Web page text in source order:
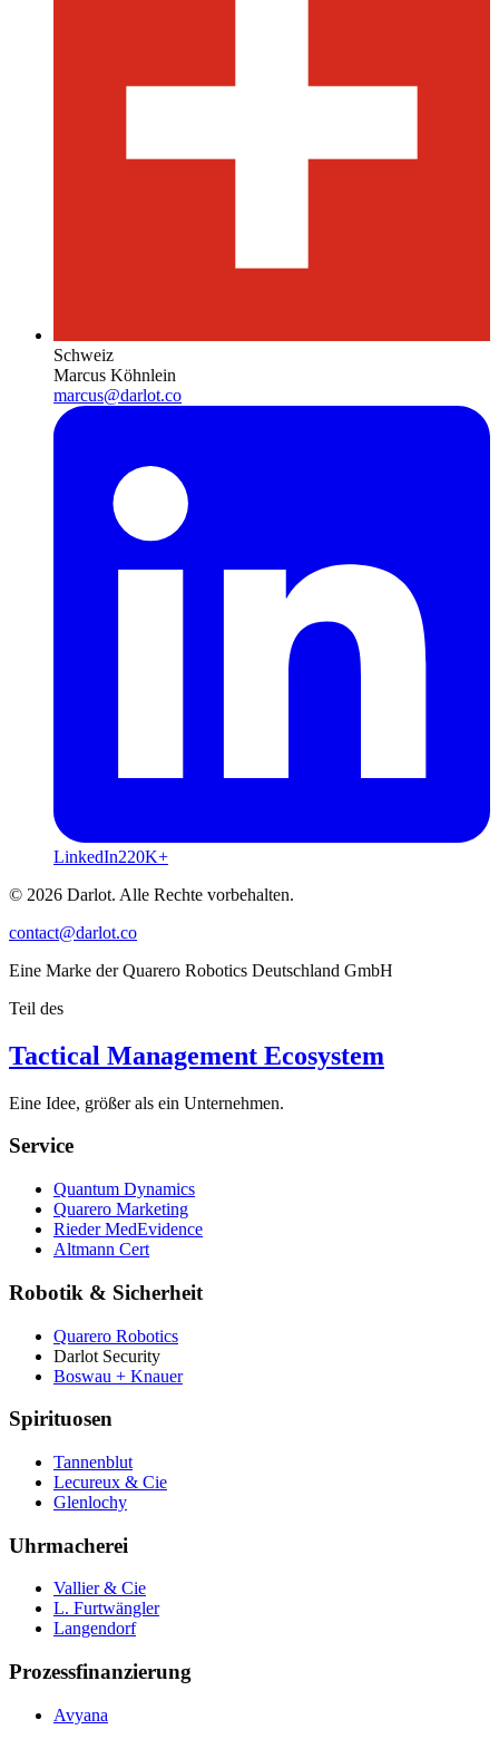
Schweiz
Marcus Köhnlein
marcus@darlot.co
LinkedIn220K+
© 2026 Darlot. Alle Rechte vorbehalten.
contact@darlot.co
Eine Marke der Quarero Robotics Deutschland GmbH
Teil des
Tactical Management Ecosystem
Eine Idee, größer als ein Unternehmen.
Service
Quantum Dynamics
Quarero Marketing
Rieder MedEvidence
Altmann Cert
Robotik & Sicherheit
Quarero Robotics
Darlot Security
Boswau + Knauer
Spirituosen
Tannenblut
Lecureux & Cie
Glenlochy
Uhrmacherei
Vallier & Cie
L. Furtwängler
Langendorf
Prozessfinanzierung
Avyana